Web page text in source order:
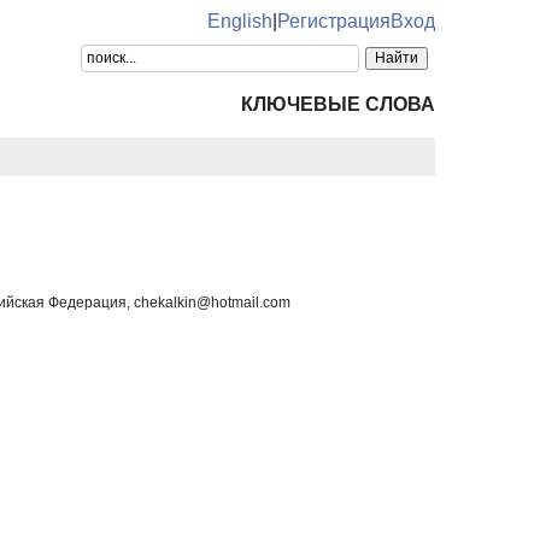
English РегистрацияВход
КЛЮЧЕВЫЕ СЛОВА
Федерация, chekalkin@hotmail.com